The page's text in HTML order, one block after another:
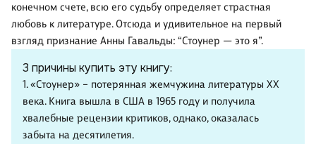
конечном счете, всю его судьбу определяет страстная
любовь к литературе. Отсюда и удивительное на первый
взгляд признание Анны Гавальды: “Стоунер — это я”.
3 причины купить эту книгу:
1. «Стоунер» – потерянная жемчужина литературы XX
века. Книга вышла в США в 1965 году и получила
хвалебные рецензии критиков, однако, оказалась
забыта на десятилетия.